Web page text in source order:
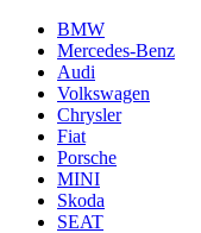
BMW
Mercedes-Benz
Audi
Volkswagen
Chrysler
Fiat
Porsche
MINI
Skoda
SEAT